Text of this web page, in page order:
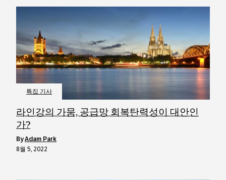
특집 기사
라인강의 가뭄, 공급망 회복탄력성이 대안인
가?
byAdam Park
8월 5, 2022